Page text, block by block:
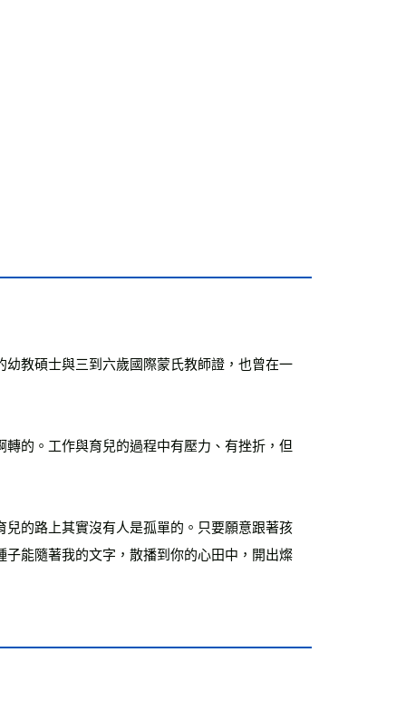
教碩士與三到六歲國際蒙氏教師證，也曾在一
的。工作與育兒的過程中有壓力、有挫折，但
的路上其實沒有人是孤單的。只要願意跟著孩
能隨著我的文字，散播到你的心田中，開出燦